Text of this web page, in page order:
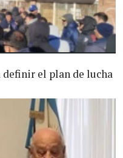
definir el plan de lucha